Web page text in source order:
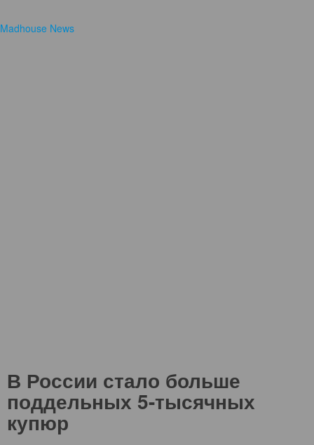
Madhouse News
В России стало больше
поддельных 5-тысячных
купюр